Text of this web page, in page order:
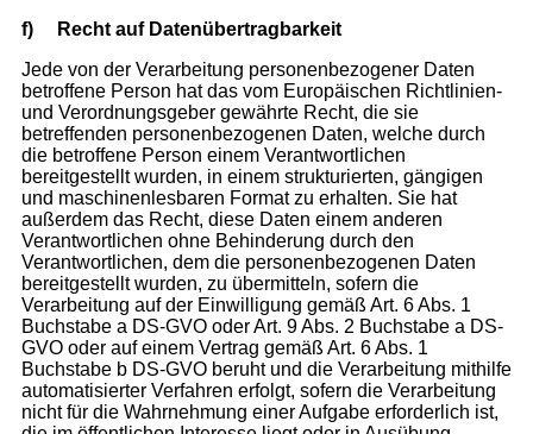
f)
Recht auf Datenübertragbarkeit
Jede von der Verarbeitung personenbezogener Daten
betroffene Person hat das vom Europäischen Richtlinien-
und Verordnungsgeber gewährte Recht, die sie
betreffenden personenbezogenen Daten, welche durch
die betroffene Person einem Verantwortlichen
bereitgestellt wurden, in einem strukturierten, gängigen
und maschinenlesbaren Format zu erhalten. Sie hat
außerdem das Recht, diese Daten einem anderen
Verantwortlichen ohne Behinderung durch den
Verantwortlichen, dem die personenbezogenen Daten
bereitgestellt wurden, zu übermitteln, sofern die
Verarbeitung auf der Einwilligung gemäß Art. 6 Abs. 1
Buchstabe a DS-GVO oder Art. 9 Abs. 2 Buchstabe a DS-
GVO oder auf einem Vertrag gemäß Art. 6 Abs. 1
Buchstabe b DS-GVO beruht und die Verarbeitung mithilfe
automatisierter Verfahren erfolgt, sofern die Verarbeitung
nicht für die Wahrnehmung einer Aufgabe erforderlich ist,